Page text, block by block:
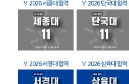
🏅 2026 세종대 합격 🏅 2026 단국대 합격
🏅 2026 서경대 합격 🏅 2026 삼육대 합격